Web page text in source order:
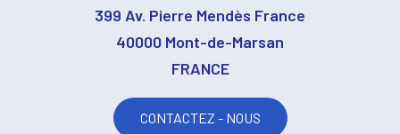
399 Av. Pierre Mendès France
40000 Mont-de-Marsan
FRANCE
CONTACTEZ - NOUS